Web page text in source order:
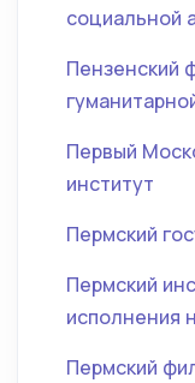
социальной
Пензенский
Первый
институт
Пермский
Пермский
исполнения
Пермский